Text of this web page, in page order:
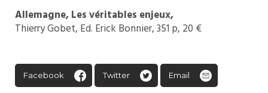
Allemagne, Les véritables enjeux,
Thierry Gobet, Ed. Erick Bonnier, 351 p, 20 €
Facebook Twitter Email